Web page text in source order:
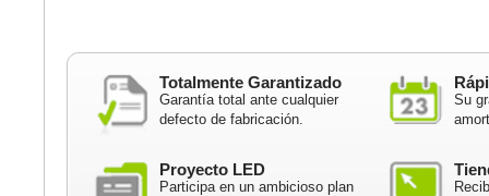
Totalmente Garantizado
Garantía total ante cualquier
defecto de fabricación.
Su
Proyecto LED
Participa en un ambicioso plan